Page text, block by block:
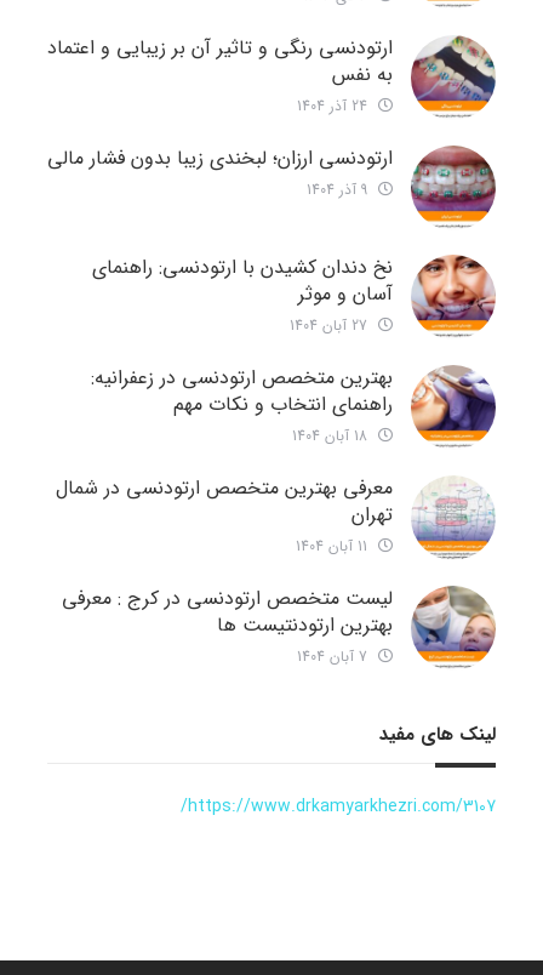
ارتودنسی رنگی و تاثیر آن بر زیبایی و اعتماد
به نفس
ارتودنسی ارزان؛ لبخندی زیبا بدون فشار مالی
نخ دندان کشیدن با ارتودنسی: راهنمای
آسان و موثر
بهترین متخصص ارتودنسی در زعفرانیه:
راهنمای انتخاب و نکات مهم
معرفی بهترین متخصص ارتودنسی در شمال
تهران
لیست متخصص ارتودنسی در کرج : معرفی
بهترین ارتودنتیست ها
لینک های مفید
https://www.drkamyarkhezri.com/3107/